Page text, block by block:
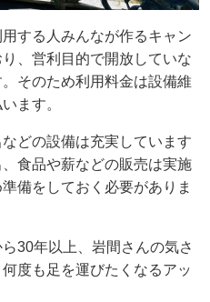
する人みんなが作るキャン
、営利目的で開放していな
そのため利用料金は設備維
ます。
どの設備は充実しています
食品や薪などの販売は実施
備をしておく必要がありま
30年以上、岩間さんの気さ
度も足を運びたくなるアッ